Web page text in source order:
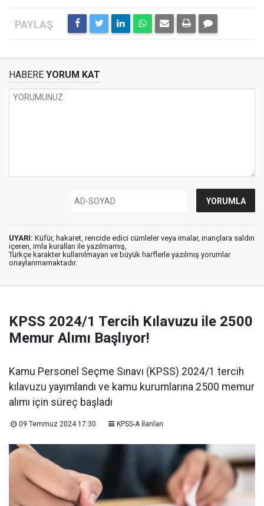
HABERE YORUM KAT
UYARI: Küfür, hakaret, rencide edici cümleler veya imalar, inançlara saldırı
içeren, imla kuralları ile yazılmamış,
Türkçe karakter kullanılmayan ve büyük harflerle yazılmış yorumlar
onaylanmamaktadır.
KPSS 2024/1 Tercih Kılavuzu ile 2500
Memur Alımı Başlıyor!
Kamu Personel Seçme Sınavı (KPSS) 2024/1 tercih
kılavuzu yayımlandı ve kamu kurumlarına 2500 memur
alımı için süreç başladı
09 Temmuz 2024 17:30 KPSS-A İlanları